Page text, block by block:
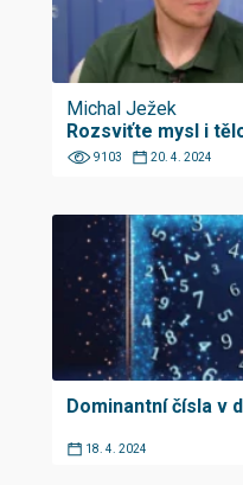
Michal Ježek
Rozsviťte mysl i
9103 20. 4. 2024
Dominantní čísla v
18. 4. 2024